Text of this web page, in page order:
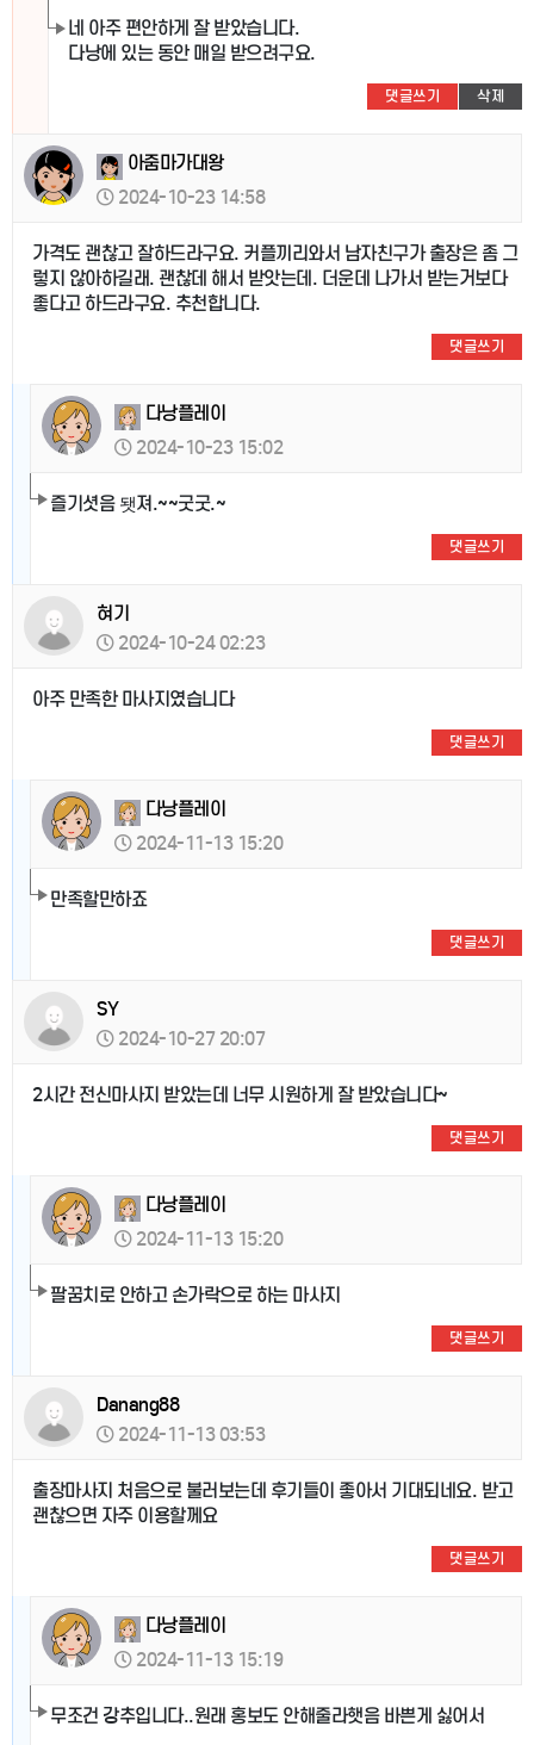
네 아주 편안하게 잘 받았습니다.
다낭에 있는 동안 매일 받으려구요.
댓글쓰기 삭제
아줌마가대왕
2024-10-23 14:58
가격도 괜찮고 잘하드라구요. 커플끼리와서 남자친구가 출장은 좀 그
렇지 않아하길래. 괜찮데 해서 받앗는데. 더운데 나가서 받는거보다
좋다고 하드라구요. 추천합니다.
댓글쓰기
다낭플레이
2024-10-23 15:02
즐기셧음 됏져.~~굿굿.~
댓글쓰기
혀기
2024-10-24 02:23
아주 만족한 마사지였습니다
댓글쓰기
다낭플레이
2024-11-13 15:20
만족할만하죠
댓글쓰기
SY
2024-10-27 20:07
2시간 전신마사지 받았는데 너무 시원하게 잘 받았습니다~
댓글쓰기
다낭플레이
2024-11-13 15:20
팔꿈치로 안하고 손가락으로 하는 마사지
댓글쓰기
Danang88
2024-11-13 03:53
출장마사지 처음으로 불러보는데 후기들이 좋아서 기대되네요. 받고
괜찮으면 자주 이용할께요
댓글쓰기
다낭플레이
2024-11-13 15:19
무조건 강추입니다..원래 홍보도 안해줄라햇음 바쁜게 싫어서